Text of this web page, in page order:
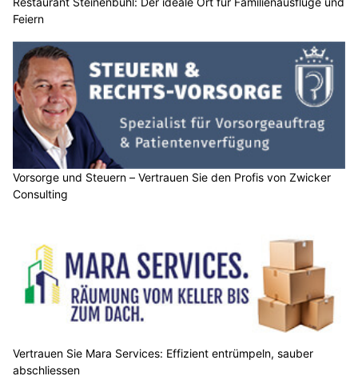
Feiern
Vorsorge und Steuern – Vertrauen Sie den Profis von Zwicker
Consulting
Vertrauen Sie Mara Services: Effizient entrümpeln, sauber
abschliessen